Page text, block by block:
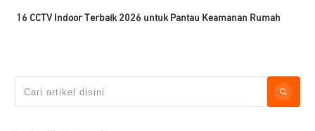
16 CCTV Indoor Terbaik 2026 untuk Pantau Keamanan Rumah